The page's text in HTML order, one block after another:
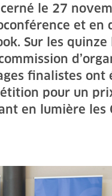
le 27
et en
Sur les
finalistes ont
pour un
en lumière les